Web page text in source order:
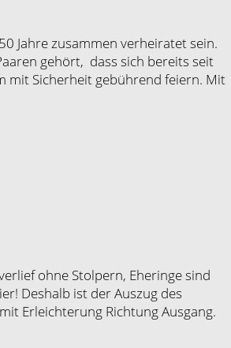
Jahre zusammen verheiratet sein.
gehört, dass sich bereits seit
mit Sicherheit gebührend feiern. Mit
ohne Stolpern, Eheringe sind
Deshalb ist der Auszug des
Erleichterung Richtung Ausgang.